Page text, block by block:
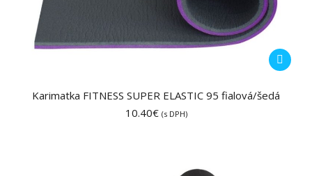
Karimatka FITNESS SUPER ELASTIC 95 fialová/šedá
10.40€ (s DPH)